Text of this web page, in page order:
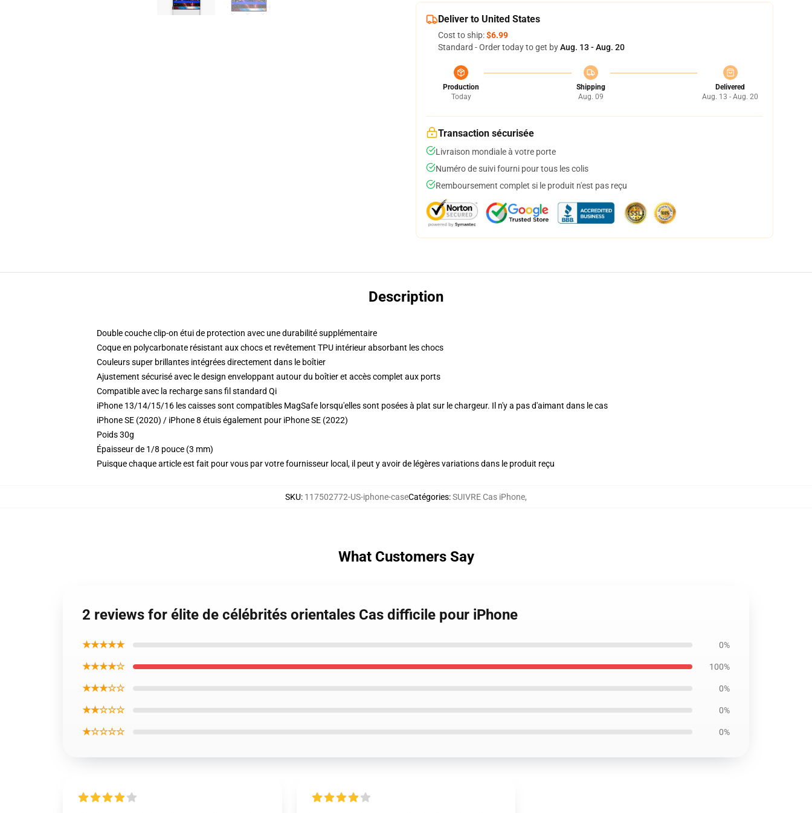
Deliver to United States
Cost to ship:$6.99
Standard - Order today to get byAug. 13 - Aug. 20
Production
Today
Shipping
Aug. 09
Delivered
Aug. 13 - Aug. 20
Transaction sécurisée
Livraison mondiale à votre porte
Numéro de suivi fourni pour tous les colis
Remboursement complet si le produit n'est pas reçu
Description
Double couche clip-on étui de protection avec une durabilité supplémentaire
Coque en polycarbonate résistant aux chocs et revêtement TPU intérieur absorbant les chocs
Couleurs super brillantes intégrées directement dans le boîtier
Ajustement sécurisé avec le design enveloppant autour du boîtier et accès complet aux ports
Compatible avec la recharge sans fil standard Qi
iPhone 13/14/15/16 les caisses sont compatibles MagSafe lorsqu'elles sont posées à plat sur le chargeur. Il n'y a pas d'aimant dans le cas
iPhone SE (2020) / iPhone 8 étuis également pour iPhone SE (2022)
Poids 30g
Épaisseur de 1/8 pouce (3 mm)
Puisque chaque article est fait pour vous par votre fournisseur local, il peut y avoir de légères variations dans le produit reçu
SKU: 117502772-US-iphone-caseCatégories:SUIVRE Cas iPhone,
What Customers Say
2 reviews for élite de célébrités orientales Cas difficile pour iPhone
★★★★★ 0%
★★★★☆ 100%
★★★☆☆ 0%
★★☆☆☆ 0%
★☆☆☆☆ 0%